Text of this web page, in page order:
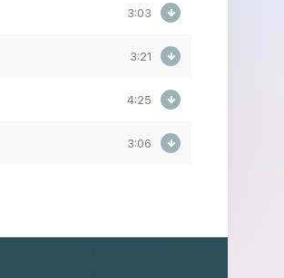
3:03
3:21
4:25
3:06